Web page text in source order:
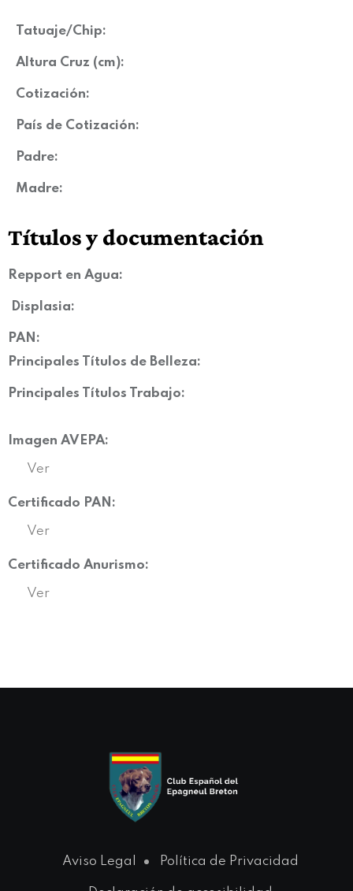
Tatuaje/Chip:
Altura Cruz (cm):
Cotización:
País de Cotización:
Padre:
Madre:
Títulos y documentación
Repport en Agua:
Displasia:
PAN:
Principales Títulos de Belleza:
Principales Títulos Trabajo:
Imagen AVEPA:
Ver
Certificado PAN:
Ver
Certificado Anurismo:
Ver
Aviso Legal Política de Privacidad